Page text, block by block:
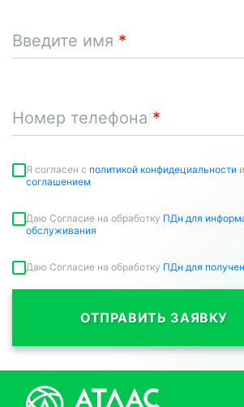
Введите имя
Номер телефона
Я согласен c политикой конфидециальности и
соглашением
Даю Согласие на обработку ПДн для
обслуживания
Даю Согласие на обработку ПДн для
ОТПРАВИТЬ ЗАЯВКУ